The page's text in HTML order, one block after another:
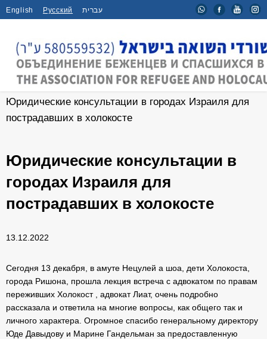
English Русский עברית
Главная / Новости /
Юридические консультации в городах Израиля для
пострадавших в холокосте
Юридические консультации в
городах Израиля для
пострадавших в холокосте
13.12.2022
Сегодня 13 декабря, в амуте Нецулей а шоа, дети Холокоста,
города Ришона, прошла лекция встреча с адвокатом по правам
переживших Холокост , адвокат Лиат, очень подробно
рассказала и ответила на многие вопросы, как общего так и
личного характера. Огромное спасибо генеральному директору
Юде Давыдову и Марине Гандельман за предоставленную